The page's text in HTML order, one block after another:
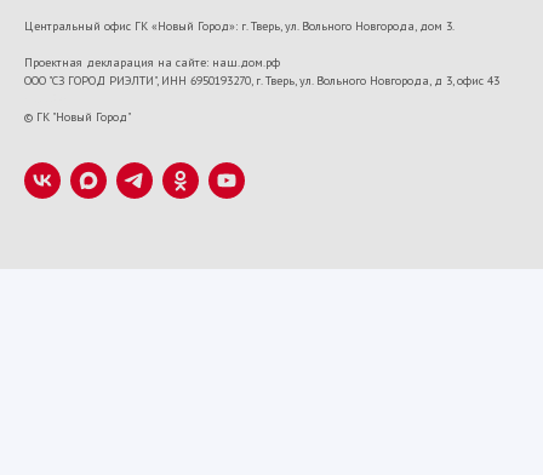
Центральный офис ГК «Новый Город»: г. Тверь, ул. Вольного Новгорода, дом 3.
Проектная декларация на сайте: наш.дом.рф
ООО "СЗ ГОРОД РИЭЛТИ", ИНН 6950193270, г. Тверь, ул. Вольного Новгорода, д 3, офис 43
© ГК "Новый Город"